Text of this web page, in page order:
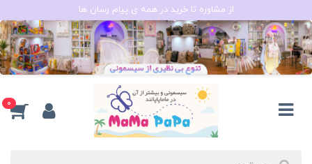
از مشاوره تا خرید در همه ی پیام رسان ها
0